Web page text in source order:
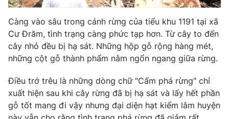
VTV9 VTV8
Liên hệ tòa soạn English
THỜI BÁO VTV
Càng vào sâu trong cánh rừng của tiểu khu 1191 tại xã
Cư Đrăm, tình trạng càng phức tạp hơn. Từ cây to đến
cây nhỏ đều bị hạ sát. Những hộp gỗ rộng hàng mét,
những cột gỗ thành phẩm nằm ngổn ngang giữa rừng.
Điều trớ trêu là những dòng chữ "Cấm phá rừng" chỉ
xuất hiện sau khi cây rừng đã bị hạ sát và lấy hết phần
gỗ tốt mang đi vậy nhưng đại diện hạt kiểm lâm huyện